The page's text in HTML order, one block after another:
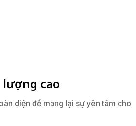
cao
diện để mang lại sự yên tâm cho